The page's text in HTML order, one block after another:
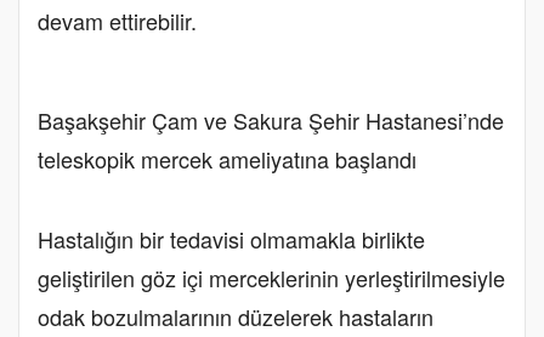
devam ettirebilir.
Başakşehir Çam ve Sakura Şehir Hastanesi’nde
teleskopik mercek ameliyatına başlandı
Hastalığın bir tedavisi olmamakla birlikte
geliştirilen göz içi merceklerinin yerleştirilmesiyle
odak bozulmalarının düzelerek hastaların